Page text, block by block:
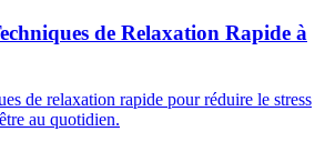
de Relaxation Rapide à
de relaxation rapide pour réduire le stress
au quotidien.